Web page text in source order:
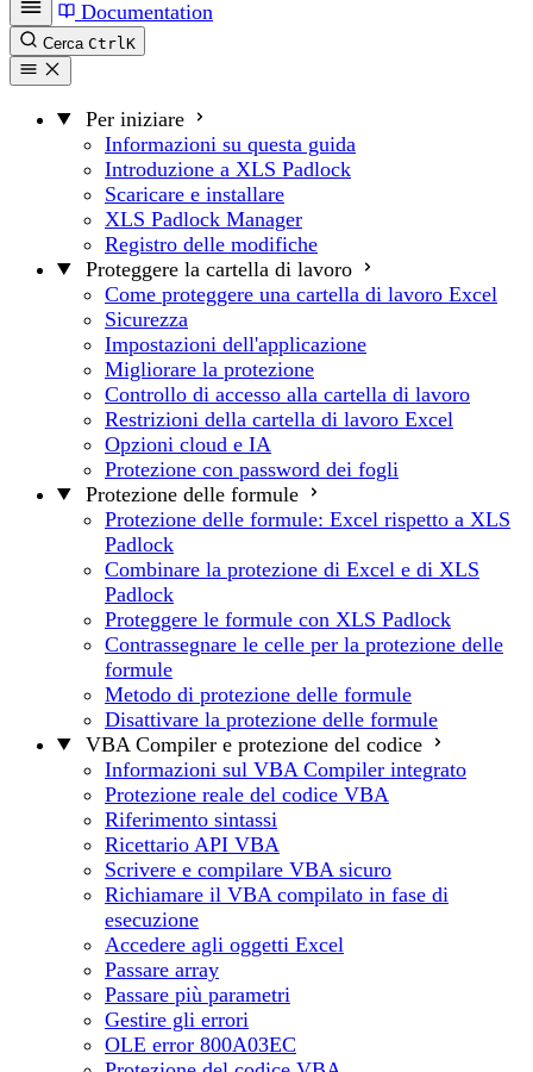
Documentation
Cerca CtrlK
Per iniziare
Informazioni su questa guida
Introduzione a XLS Padlock
Scaricare e installare
XLS Padlock Manager
Registro delle modifiche
Proteggere la cartella di lavoro
Come proteggere una cartella di lavoro Excel
Sicurezza
Impostazioni dell'applicazione
Migliorare la protezione
Controllo di accesso alla cartella di lavoro
Restrizioni della cartella di lavoro Excel
Opzioni cloud e IA
Protezione con password dei fogli
Protezione delle formule
Protezione delle formule: Excel rispetto a XLS
Padlock
Combinare la protezione di Excel e di XLS
Padlock
Proteggere le formule con XLS Padlock
Contrassegnare le celle per la protezione delle
formule
Metodo di protezione delle formule
Disattivare la protezione delle formule
VBA Compiler e protezione del codice
Informazioni sul VBA Compiler integrato
Protezione reale del codice VBA
Riferimento sintassi
Ricettario API VBA
Scrivere e compilare VBA sicuro
Richiamare il VBA compilato in fase di
esecuzione
Accedere agli oggetti Excel
Passare array
Passare più parametri
Gestire gli errori
OLE error 800A03EC